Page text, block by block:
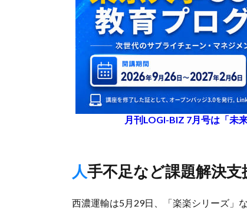
月刊LOGI-BIZ 7月号は「未
人手不足など課題解決支
西濃運輸は5月29日、「楽楽シリーズ」